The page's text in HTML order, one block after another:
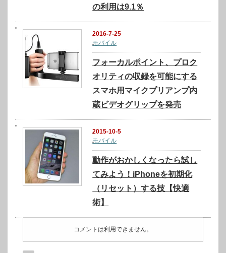
の利用は9.1％
2016-7-25
モバイル
フォーカルポイント、プロク
オリティの収録を可能にする
スマホ用マイクプリアンプ内
蔵ビデオグリップを発売
2015-10-5
モバイル
動作がおかしくなったら試し
てみよう！iPhoneを初期化
（リセット）する技【快適
術】
コメントは利用できません。